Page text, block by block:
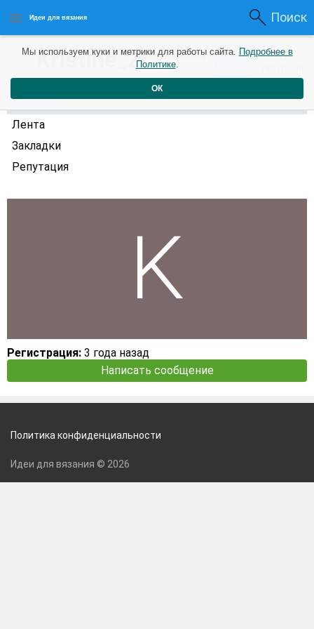
Идеи для вязания Поиск
Kristine_Z3 года назад 0 0
Профиль
Лента
Закладки
Репутация
Регистрация: 3 года назад
Написать сообщение
Мы используем куки и метрики для работы сайта. Подробнее в
Политике.
ОК
Политика конфиденциальности
Идеи для вязания © 2026